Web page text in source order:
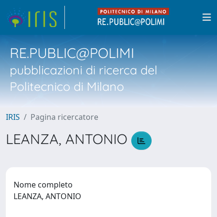
RE.PUBLIC@POLIMI
pubblicazioni di ricerca del
Politecnico di Milano
IRIS Pagina ricercatore
LEANZA, ANTONIO
Nome completo
LEANZA, ANTONIO